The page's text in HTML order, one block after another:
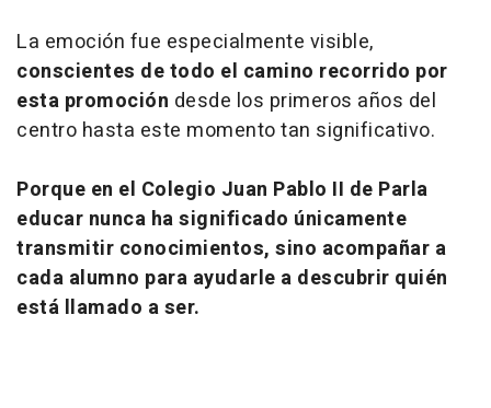
La emoción fue especialmente visible,
conscientes de todo el camino recorrido por
esta promoción desde los primeros años del
centro hasta este momento tan significativo.
Porque en el Colegio Juan Pablo II de Parla
educar nunca ha significado únicamente
transmitir conocimientos, sino acompañar a
cada alumno para ayudarle a descubrir quién
está llamado a ser.